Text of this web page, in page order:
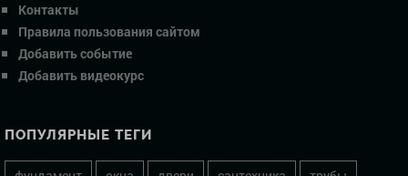
Контакты
Правила пользования сайтом
Добавить событие
Добавить видеокурс
ПОПУЛЯРНЫЕ ТЕГИ